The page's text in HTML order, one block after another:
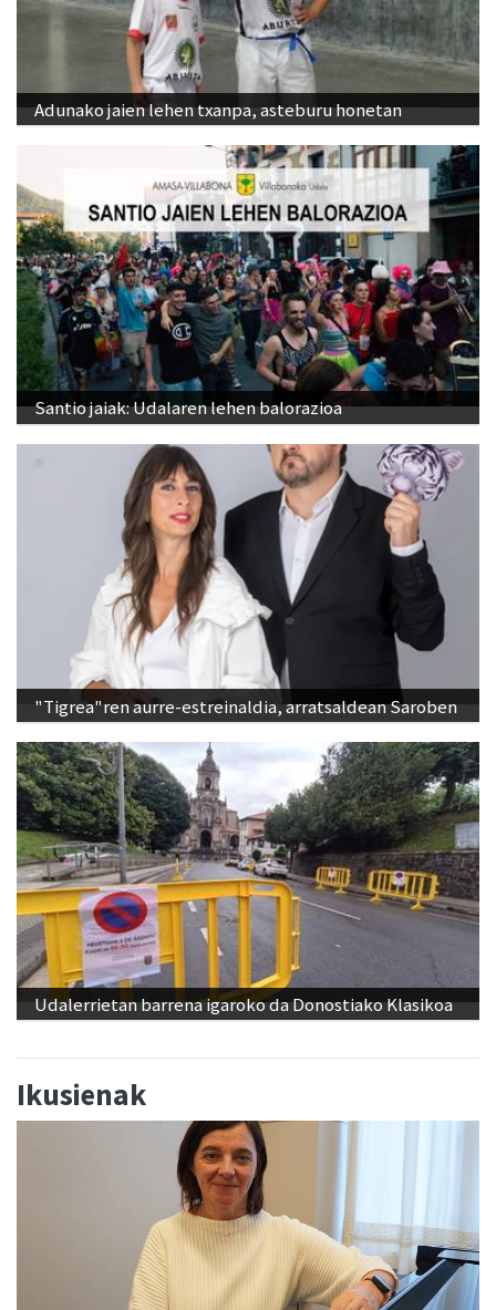
Adunako jaien lehen txanpa, asteburu honetan
Santio jaiak: Udalaren lehen balorazioa
"Tigrea"ren aurre-estreinaldia, arratsaldean Saroben
Udalerrietan barrena igaroko da Donostiako Klasikoa
Ikusienak